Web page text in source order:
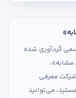
گردآوری شده
معرفی
می‌توانید